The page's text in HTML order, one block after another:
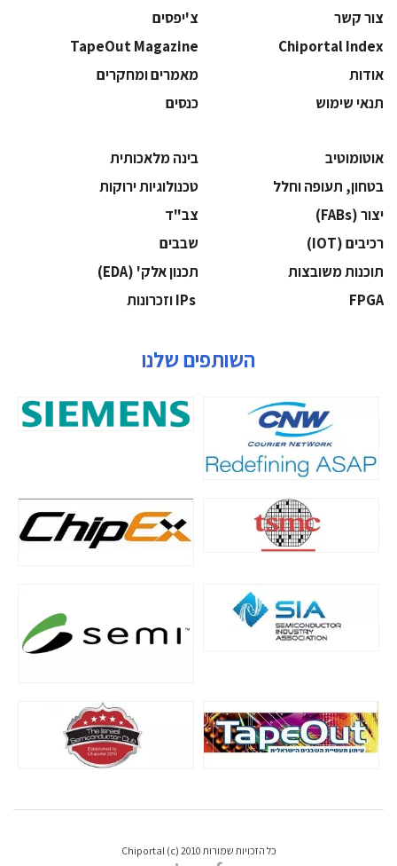
צור קשר
צ'יפסים
Chiportal Index
TapeOut Magazine
אודות
מאמרים ומחקרים
תנאי שימוש
כנסים
אוטומוטיב
בינה מלאכותית
בטחון, תעופה וחלל
‫טכנולוגיות ירוקות‬
‫יצור (‪(FABs‬‬
‫צב"ד‬
‫רכיבים‬ (IOT)
‫שבבים‬
‫תוכנות משובצות‬
‫תכנון אלק' (‪(EDA‬‬
‫‪FPGA‬‬
השותפים שלנו
כל הזכויות שמורות Chiportal (c) 2010